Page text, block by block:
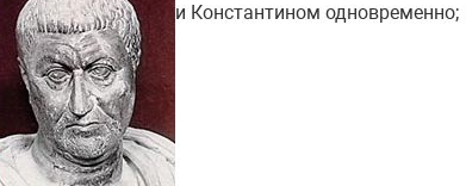
и Константином одновременно;